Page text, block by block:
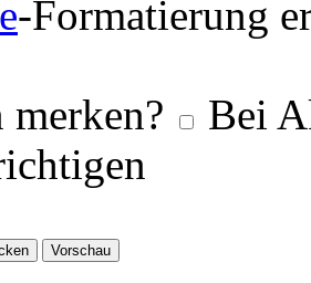
-Formatierung
merken?
Bei